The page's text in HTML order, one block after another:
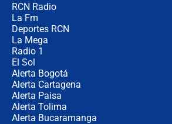
RCN Radio
La Fm
Deportes RCN
La Mega
Radio 1
El Sol
Alerta Bogotá
Alerta Cartagena
Alerta Paisa
Alerta Tolima
Alerta Bucaramanga